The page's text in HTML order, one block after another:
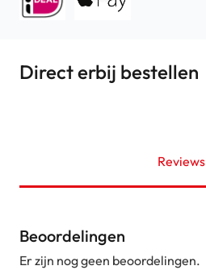
Direct erbij bestellen
Reviews
Beoordelingen
Er zijn nog geen beoordelingen.